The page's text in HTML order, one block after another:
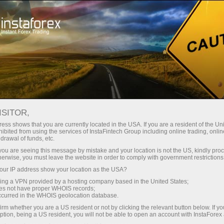
InstaForex bilan siz haqiqatan
ega bo‘lasiz: 1:5000 gacha kredit
yelkasi, bozordagi eng yaxshi
spred va komissiyalardan biri,
shuningdek aksiyalar va indekslar
bilan savdo qilish uchun qulay
shartlar.
Kichik
Har bir depozit uchun
30% bonus
Savdoda
va trassada tezlik
shows that you are currently located in the USA. If you are a resident of the
from using the services of InstaFintech Group including online trading,
of funds, etc.
are seeing this message by mistake and your location is not the US, kindly
you must leave the website in order to comply with government
IP address show your location as the USA?
a VPN provided by a hosting company based in the United States;
not have proper WHOIS records;
in the WHOIS geolocation database.
whether you are a US resident or not by clicking the relevant button below. If
being a US resident, you will not be able to open an account with InstaForex